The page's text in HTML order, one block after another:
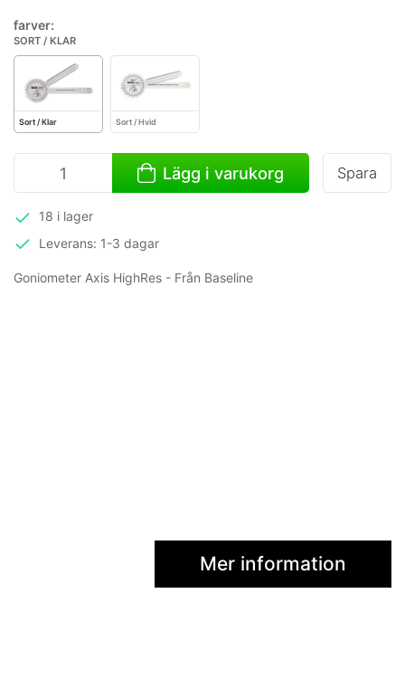
farver:
SORT / KLAR
Sort / Klar Sort / Hvid
Lägg i varukorg Spara
18 i lager
Leverans: 1-3 dagar
Goniometer Axis HighRes - Från Baseline
Mer information